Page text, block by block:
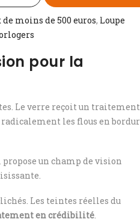
PANIER
de moins de 500 euros, Loupe
pour la
Le verre reçoit un traitement
les flous en
un champ de vision
Les teintes réelles du
en crédibilité.